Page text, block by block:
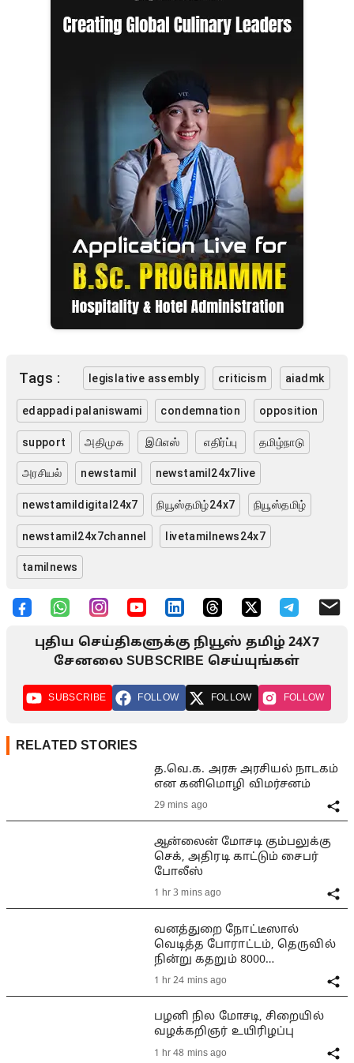
Tags : legislative assembly criticism aiadmk
edappadi palaniswami condemnation opposition
support அதிமுக இபிஎஸ் எதிர்ப்பு தமிழ்நாடு
அரசியல் newstamil newstamil24x7live
newstamildigital24x7 நியூஸ்தமிழ்24x7 நியூஸ்தமிழ்
newstamil24x7channel livetamilnews24x7
tamilnews
புதிய செய்திகளுக்கு நியூஸ் தமிழ் 24X7
சேனலை SUBSCRIBE செய்யுங்கள்
SUBSCRIBE FOLLOW FOLLOW FOLLOW
RELATED STORIES
த.வெ.க. அரசு அரசியல் நாடகம்
என கனிமொழி விமர்சனம்
29 mins ago
ஆன்லைன் மோசடி கும்பலுக்கு
செக், அதிரடி காட்டும் சைபர்
போலீஸ்
1 hr 3 mins ago
வனத்துறை நோட்டீஸால்
வெடித்த போராட்டம், தெருவில்
நின்று கதறும் 8000
குடும்பங்கள்
1 hr 24 mins ago
பழனி நில மோசடி, சிறையில்
வழக்கறிஞர் உயிரிழப்பு
1 hr 48 mins ago